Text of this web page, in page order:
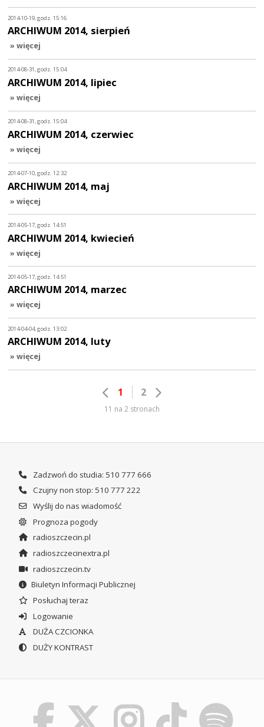
2014-10-19, godz. 15:16
ARCHIWUM 2014, sierpień
» więcej
2014-08-31, godz. 15:04
ARCHIWUM 2014, lipiec
» więcej
2014-08-31, godz. 15:04
ARCHIWUM 2014, czerwiec
» więcej
2014-07-10, godz. 12:32
ARCHIWUM 2014, maj
» więcej
2014-05-17, godz. 14:51
ARCHIWUM 2014, kwiecień
» więcej
2014-05-17, godz. 14:51
ARCHIWUM 2014, marzec
» więcej
2014-04-04, godz. 13:02
ARCHIWUM 2014, luty
» więcej
1 2
11 na 2 stronach
Zadzwoń do studia: 510 777 666
Czujny non stop: 510 777 222
Wyślij do nas wiadomość
Prognoza pogody
radioszczecin.pl
radioszczecinextra.pl
radioszczecin.tv
Biuletyn Informacji Publicznej
Posłuchaj teraz
Logowanie
DUŻA CZCIONKA
DUŻY KONTRAST